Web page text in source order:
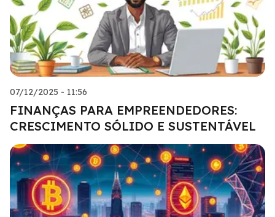
07/12/2025 - 11:56
FINANÇAS PARA EMPREENDEDORES:
CRESCIMENTO SÓLIDO E SUSTENTÁVEL